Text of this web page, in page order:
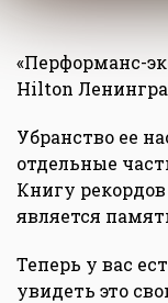
«Перформанс-
Hilton
Убранство ее
отдельные
Книгу
является
Теперь у вас
увидеть это